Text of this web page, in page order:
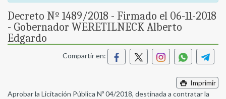
Decreto Nº 1489/2018 - Firmado el 06-11-2018
- Gobernador WERETILNECK Alberto
Edgardo
Compartir en:
Imprimir
Aprobar la Licitación Pública Nº 04/2018, destinada a contratar la